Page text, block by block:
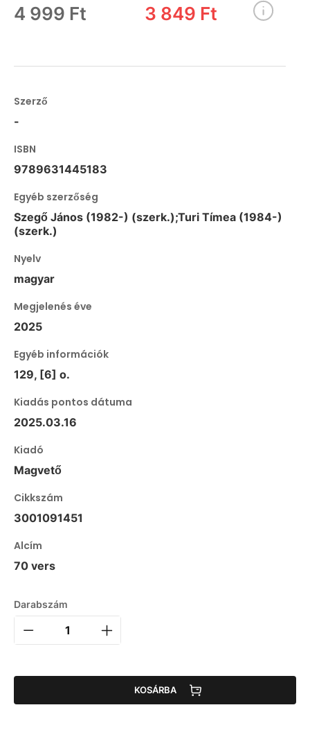
4 999 Ft 3 849 Ft
Szerző
-
ISBN
9789631445183
Egyéb szerzőség
Szegő János (1982-) (szerk.);Turi Tímea (1984-)
(szerk.)
Nyelv
magyar
Megjelenés éve
2025
Egyéb információk
129, [6] o.
Kiadás pontos dátuma
2025.03.16
Kiadó
Magvető
Cikkszám
3001091451
Alcím
70 vers
Darabszám
KOSÁRBA